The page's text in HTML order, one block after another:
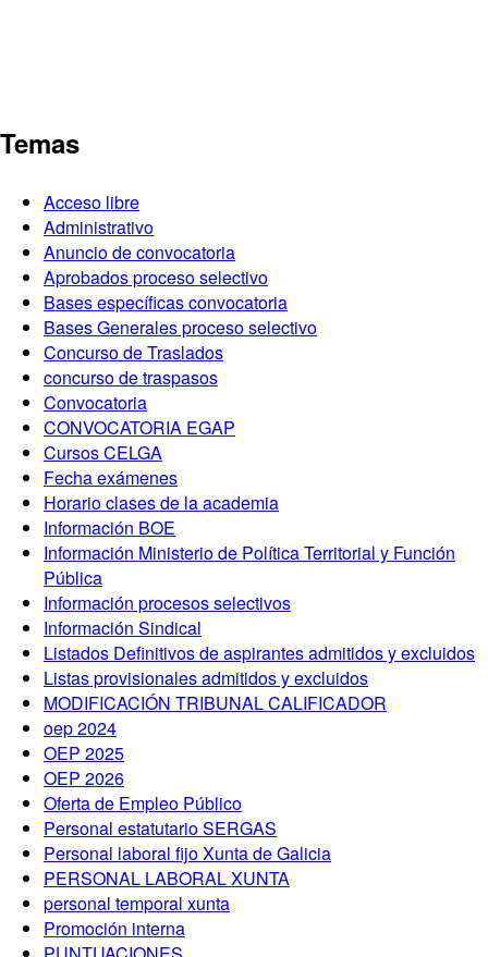
Temas
Acceso libre
Administrativo
Anuncio de convocatoria
Aprobados proceso selectivo
Bases específicas convocatoria
Bases Generales proceso selectivo
Concurso de Traslados
concurso de traspasos
Convocatoria
CONVOCATORIA EGAP
Cursos CELGA
Fecha exámenes
Horario clases de la academia
Información BOE
Información Ministerio de Política Territorial y Función
Pública
Información procesos selectivos
Información Sindical
Listados Definitivos de aspirantes admitidos y excluidos
Listas provisionales admitidos y excluidos
MODIFICACIÓN TRIBUNAL CALIFICADOR
oep 2024
OEP 2025
OEP 2026
Oferta de Empleo Público
Personal estatutario SERGAS
Personal laboral fijo Xunta de Galicia
PERSONAL LABORAL XUNTA
personal temporal xunta
Promoción interna